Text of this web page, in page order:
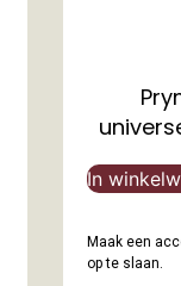
In
Maak een
op te slaan.